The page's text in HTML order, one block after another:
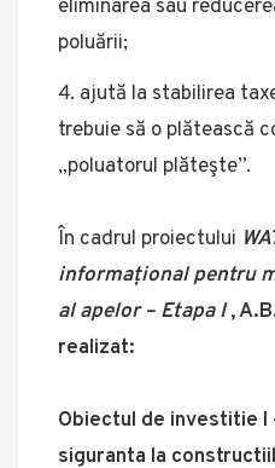
eliminarea sau
poluării;
ajută la stabilirea
trebuie să o plătească
„poluatorul plăteşte”.
În cadrul proiectului
informațional pentru
al apelor – Etapa I ,
realizat:
Obiectul de investitie I
siguranta la